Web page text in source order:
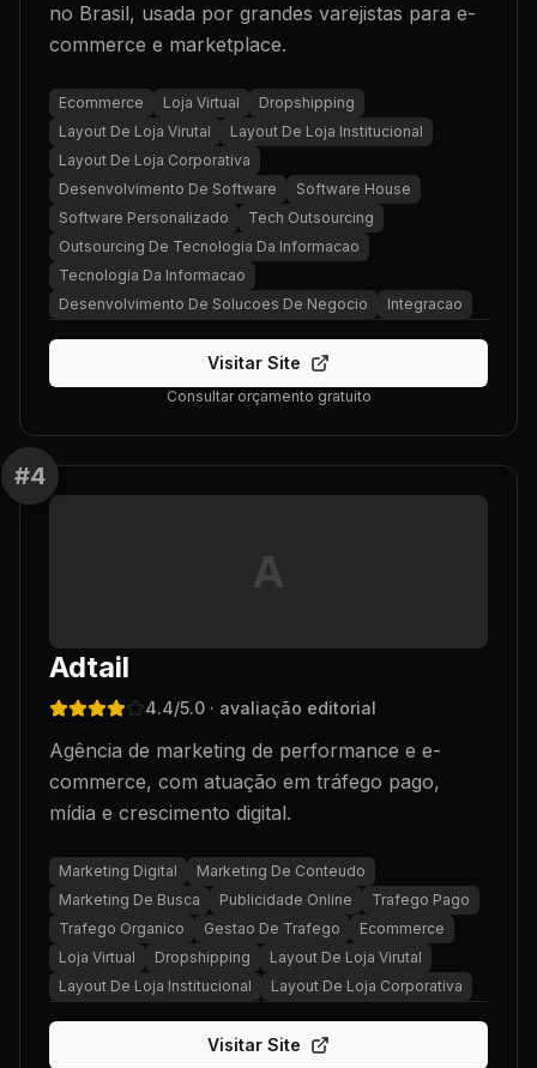
no Brasil, usada por grandes varejistas para e-
commerce e marketplace.
Ecommerce Loja Virtual
Dropshipping
Layout De Loja Virutal
Layout De Loja Institucional
Layout De Loja Corporativa
Desenvolvimento De Software
Software House
Software Personalizado
Tech Outsourcing
Outsourcing De Tecnologia Da Informacao
Tecnologia Da Informacao
Desenvolvimento De Solucoes De Negocio
Integracao
Visitar Site
Consultar orçamento gratuito
#4
A
Adtail
4.4/5.0 · avaliação editorial
Agência de marketing de performance e e-
commerce, com atuação em tráfego pago,
mídia e crescimento digital.
Marketing Digital
Marketing De Conteudo
Marketing De Busca
Publicidade Online
Trafego Pago
Trafego Organico
Gestao De Trafego
Ecommerce
Loja Virtual
Dropshipping
Layout De Loja Virutal
Layout De Loja Institucional
Layout De Loja Corporativa
Visitar Site